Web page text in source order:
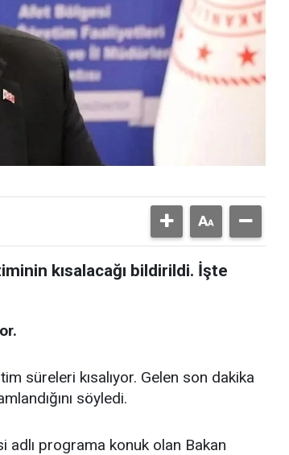
kısalacağı bildirildi. İşte
süreleri kısalıyor. Gelen son dakika
söyledi.
adlı programa konuk olan Bakan